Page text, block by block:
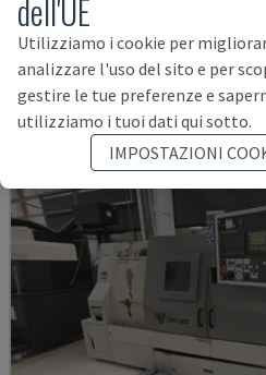
GERMANIA
dell'UE
Utilizziamo i cookie per
analizzare l'uso del sito e per
gestire le tue preferenze e
utilizziamo i tuoi dati qui sotto.
IMPOSTAZIONI